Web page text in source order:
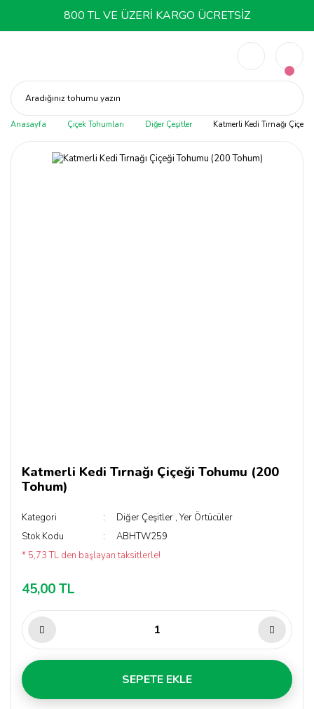
800 TL VE ÜZERİ KARGO ÜCRETSİZ
Aradığınız tohumu yazın
Anasayfa Çiçek Tohumları Diğer Çeşitler Katmerli Kedi Tırnağı
Katmerli Kedi Tırnağı Çiçeği Tohumu (200
Tohum)
Kategori Diğer Çeşitler , Yer Örtücüler
Stok Kodu
ABHTW259
* 5,73 TL den başlayan taksitlerle!
45,00 TL
SEPETE EKLE